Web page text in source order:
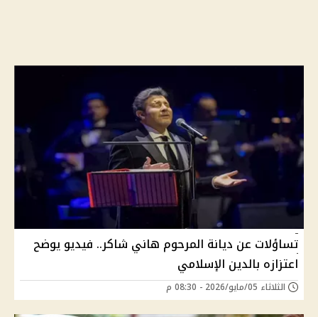
تساؤلات عن ديانة المرحوم هاني شاكر.. فيديو يوضح
اعتزازه بالدين الإسلامي
الثلاثاء 05/مايو/2026 - 08:30 م